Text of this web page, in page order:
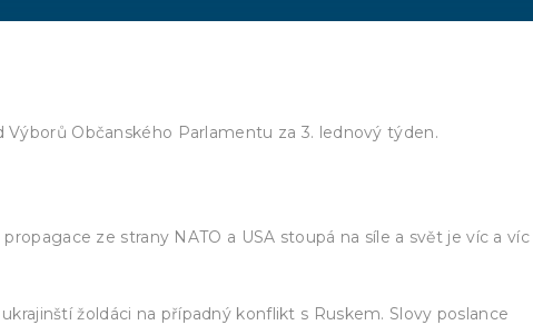
Občanského Parlamentu za 3. lednový týden.
ze strany NATO a USA stoupá na síle a svět je víc a víc
žoldáci na případný konflikt s Ruskem. Slovy poslance